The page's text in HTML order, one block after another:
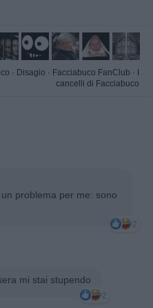
· Disagio · Facciabuco FanClub ·
cancelli di Facciabuco
problema per me: sono
2
mi stai stupendo
2